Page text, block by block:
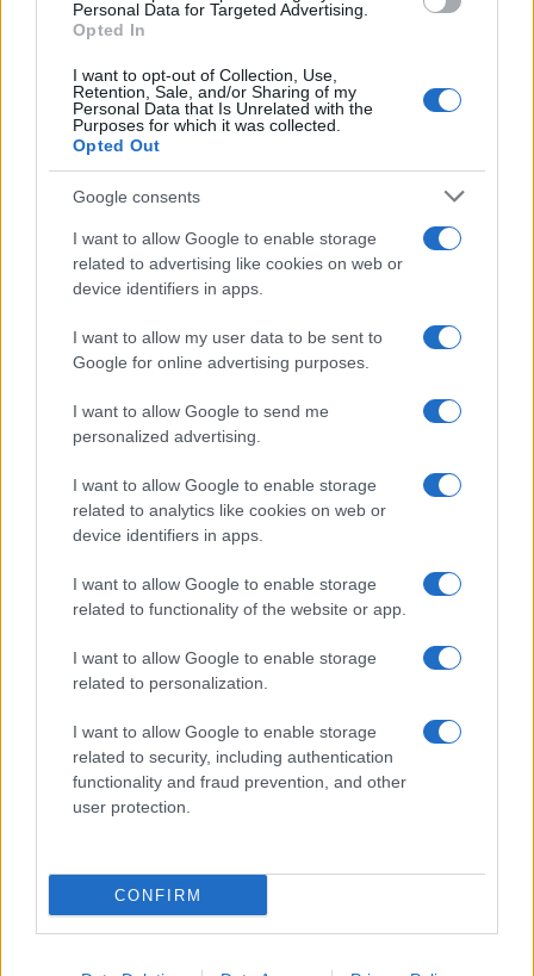
Personal Data for Targeted Advertising.
Opted In
I want to opt-out of Collection, Use,
Retention, Sale, and/or Sharing of my
Personal Data that Is Unrelated with the
Purposes for which it was collected.
Opted Out
Google consents
I want to allow Google to enable storage
related to advertising like cookies on web or
device identifiers in apps.
I want to allow my user data to be sent to
Google for online advertising purposes.
I want to allow Google to send me
personalized advertising.
I want to allow Google to enable storage
related to analytics like cookies on web or
device identifiers in apps.
I want to allow Google to enable storage
related to functionality of the website or app.
I want to allow Google to enable storage
related to personalization.
I want to allow Google to enable storage
related to security, including authentication
functionality and fraud prevention, and other
user protection.
CONFIRM
ARTICOLI CORRELATI
villaggio natalizio più grande d’Europa
Alla Galleria Giovanni XXIII arriva l’autovelox. Multe
per chi supera il limite. Dal 30 marzo
Audio Zaniolo, la ragazza coinvolta fa chiarezza sulle
Roma in allerta: come difendersi
2 minuti fa